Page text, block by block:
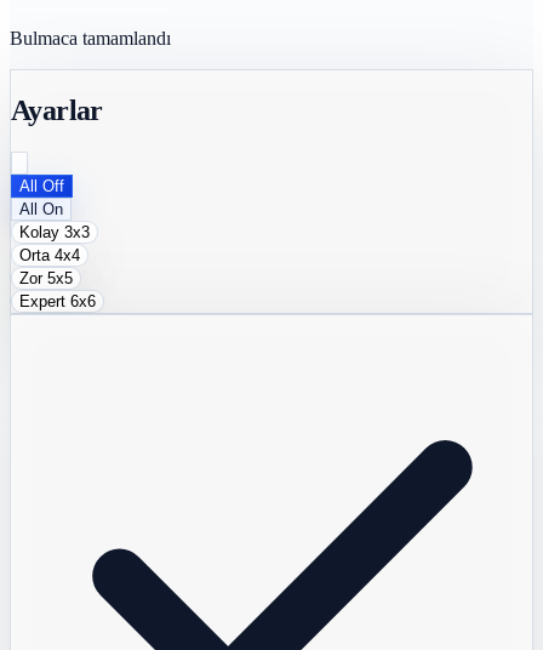
Bulmaca tamamlandı
Ayarlar
All Off
All On
Kolay 3x3
Orta 4x4
Zor 5x5
Expert 6x6